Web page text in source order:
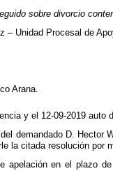
sobre divorcio
– Unidad Procesal de
Arana.
y el 12-09-2019 auto
demandado D.
la citada resolución
apelación en el plazo